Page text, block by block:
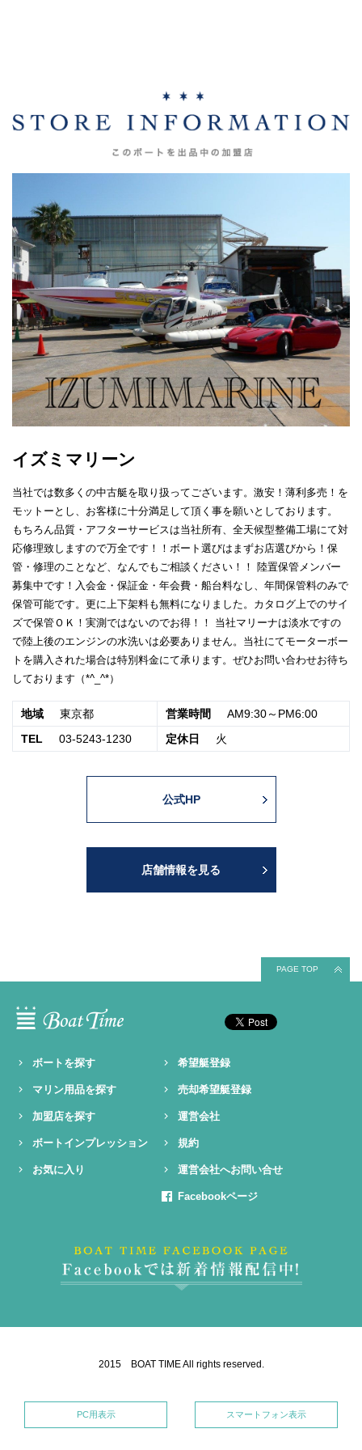
イズミマリーン
当社では数多くの中古艇を取り扱ってございます。激安！薄利多売！を
モットーとし、お客様に十分満足して頂く事を願いとしております。
もちろん品質・アフターサービスは当社所有、全天候型整備工場にて対
応修理致しますので万全です！！ボート選びはまずお店選びから！保
管・修理のことなど、なんでもご相談ください！！ 陸置保管メンバー
募集中です！入会金・保証金・年会費・船台料なし、年間保管料のみで
保管可能です。更に上下架料も無料になりました。カタログ上でのサイ
ズで保管ＯＫ！実測ではないのでお得！！ 当社マリーナは淡水ですの
で陸上後のエンジンの水洗いは必要ありません。当社にてモーターボー
トを購入された場合は特別料金にて承ります。ぜひお問い合わせお待ち
しております（*^_^*）
地域 東京都 営業時間
AM9:30～PM6:00
TEL
03-5243-1230 定休日 火
公式HP
店舗情報を見る
PAGE TOP
ボートを探す
マリン用品を探す
加盟店を探す
ボートインプレッション
お気に入り
希望艇登録
売却希望艇登録
運営会社
規約
運営会社へお問い合せ
Facebookページ
2015 BOAT TIME All rights reserved.
PC用表示 スマートフォン表示